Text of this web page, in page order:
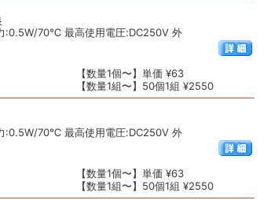
:0.5W/70℃ 最高使用電圧:DC250V 外
【数量1個〜】単価 ¥63
【数量1組〜】50個1組 ¥2550
:0.5W/70℃ 最高使用電圧:DC250V 外
【数量1個〜】単価 ¥63
【数量1組〜】50個1組 ¥2550